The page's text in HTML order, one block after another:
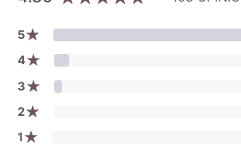
5★
4★
3★
2★
1★